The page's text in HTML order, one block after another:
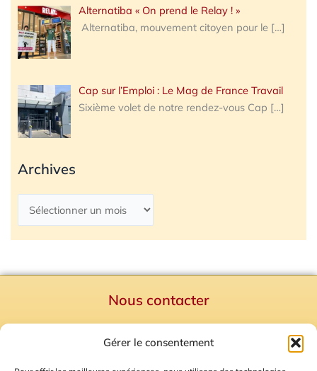
Gérer le consentement
Alternatiba « On prend le Relay ! »
Alternatiba, mouvement citoyen pour le […]
Cap sur l’Emploi : Le Mag de France Travail
Sixième volet de notre rendez-vous Cap […]
Archives
Nous contacter
Mentions Légales
Plan du site